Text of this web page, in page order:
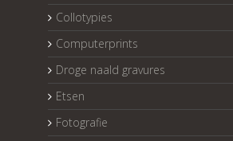
Collotypies
Computerprints
Droge naald gravures
Etsen
Fotografie